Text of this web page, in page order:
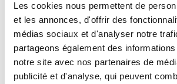
Les cookies nous permettent de
et les annonces, d'offrir des
médias sociaux et d'analyser notre
partageons également des
notre site avec nos partenaires de
publicité et d'analyse, qui peuvent